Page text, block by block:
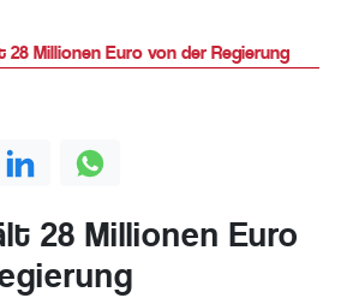
28 Millionen Euro von der Regierung
28 Millionen Euro